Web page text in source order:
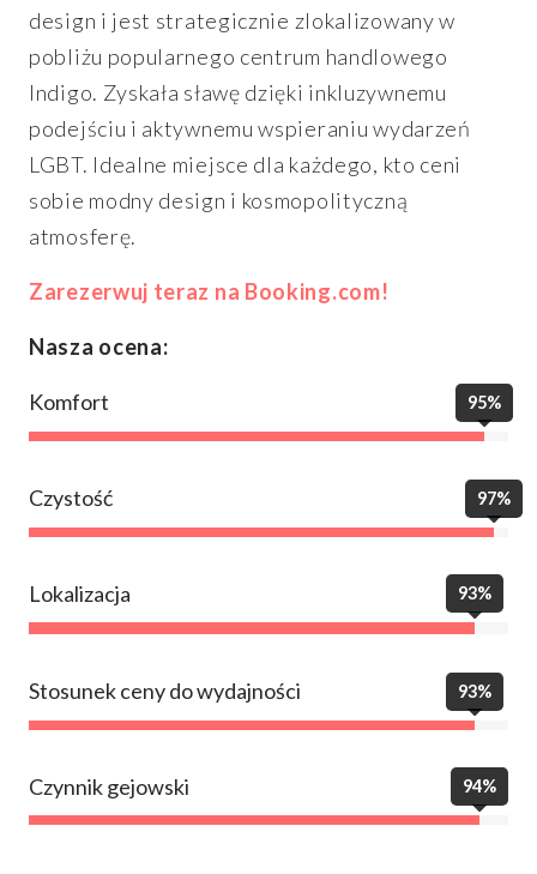
design i jest strategicznie zlokalizowany w
pobliżu popularnego centrum handlowego
Indigo. Zyskała sławę dzięki inkluzywnemu
podejściu i aktywnemu wspieraniu wydarzeń
LGBT. Idealne miejsce dla każdego, kto ceni
sobie modny design i kosmopolityczną
atmosferę.
Zarezerwuj teraz na Booking.com!
Nasza ocena:
Komfort 95%
Czystość 97%
Lokalizacja 93%
Stosunek ceny do wydajności 93%
Czynnik gejowski 94%